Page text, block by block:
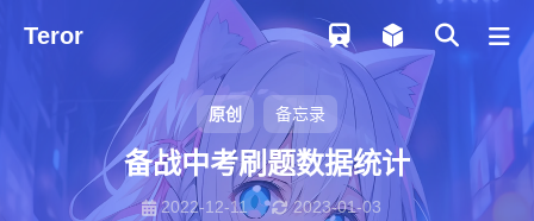
Shift K 关闭快捷菜单
Shift A 打开控制台
Teror
原创 备忘录
备战中考刷题数据统计
2022-12-11
2023-01-03